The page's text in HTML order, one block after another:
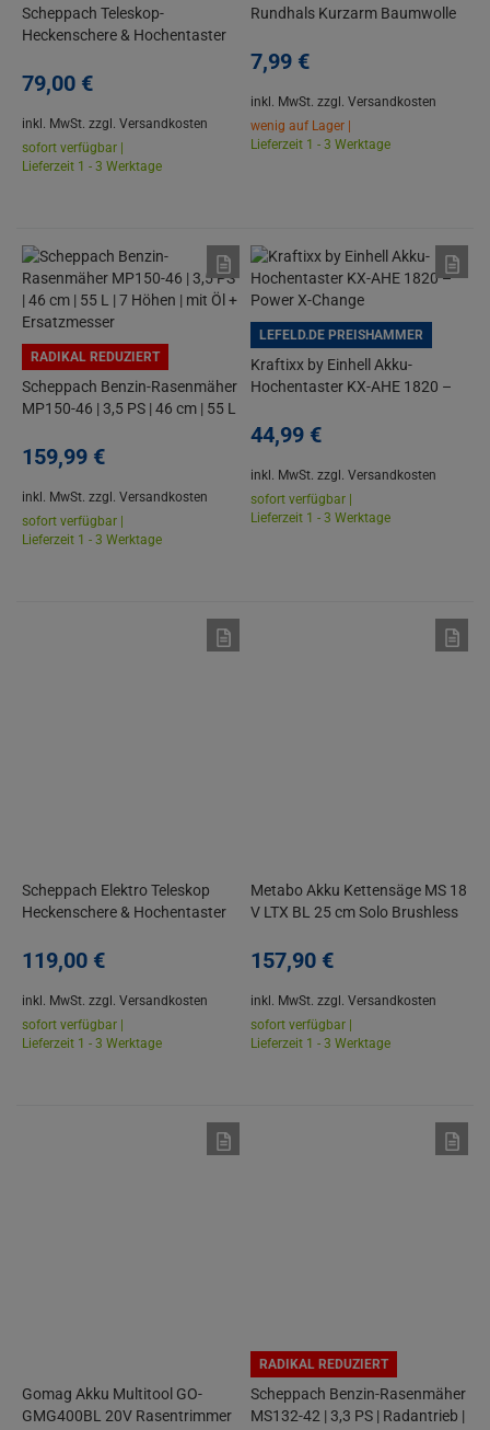
Scheppach Teleskop-
Heckenschere & Hochentaster
8" Schwert
79,00 €
inkl. MwSt. zzgl. Versandkosten
sofort verfügbar |
Lieferzeit 1 - 3 Werktage
Rundhals Kurzarm Baumwolle
7,99 €
inkl. MwSt. zzgl. Versandkosten
wenig auf Lager |
Lieferzeit 1 - 3 Werktage
RADIKAL REDUZIERT
Scheppach Benzin-Rasenmäher
MP150-46 | 3,5 PS | 46 cm | 55 L
Ersatzmesser
159,99 €
inkl. MwSt. zzgl. Versandkosten
sofort verfügbar |
Lieferzeit 1 - 3 Werktage
LEFELD.DE PREISHAMMER
Kraftixx by Einhell Akku-
Hochentaster KX-AHE 1820 –
44,99 €
inkl. MwSt. zzgl. Versandkosten
sofort verfügbar |
Lieferzeit 1 - 3 Werktage
Scheppach Elektro Teleskop
Heckenschere & Hochentaster
119,00 €
inkl. MwSt. zzgl. Versandkosten
sofort verfügbar |
Lieferzeit 1 - 3 Werktage
Metabo Akku Kettensäge MS 18
V LTX BL 25 cm Solo Brushless
157,90 €
inkl. MwSt. zzgl. Versandkosten
sofort verfügbar |
Lieferzeit 1 - 3 Werktage
Gomag Akku Multitool GO-
GMG400BL 20V Rasentrimmer
RADIKAL REDUZIERT
Scheppach Benzin-Rasenmäher
MS132-42 | 3,3 PS | Radantrieb |